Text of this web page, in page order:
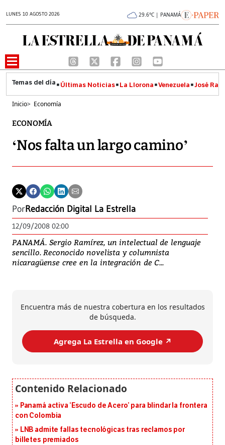
LUNES 10 AGOSTO 2026 29.6°C | PANAMÁ
Últimas Noticias La Llorona Venezuela José
Inicio> Economía
ECONOMÍA
‘Nos falta un largo camino’
PorRedacción Digital La Estrella
12/09/2008 02:00
PANAMÁ. Sergio Ramírez, un intelectual de lenguaje
sencillo. Reconocido novelista y columnista
nicaragüense cree en la integración de C...
Encuentra más de nuestra cobertura en los resultados
de búsqueda.
Agrega La Estrella en Google ↗️
Panamá activa ‘Escudo de Acero’ para blindar la frontera
con Colombia
LNB admite fallas tecnológicas tras reclamos por
billetes premiados